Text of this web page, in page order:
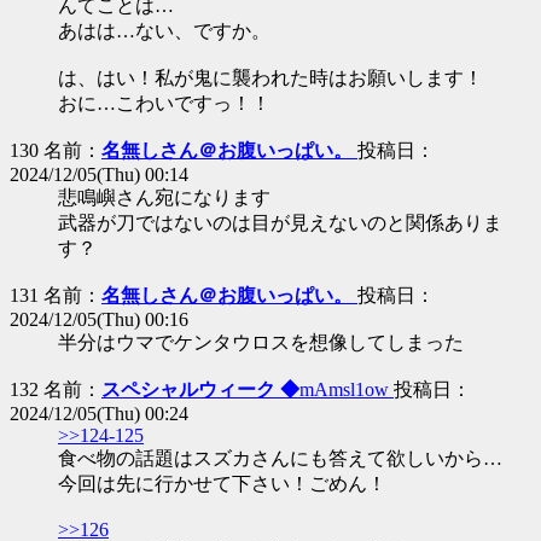
んてことは…
あはは…ない、ですか。
は、はい！私が鬼に襲われた時はお願いします！
おに…こわいですっ！！
130 名前： 名無しさん＠お腹いっぱい。 投稿日：
2024/12/05(Thu) 00:14
悲鳴嶼さん宛になります
武器が刀ではないのは目が見えないのと関係ありま
す？
131 名前： 名無しさん＠お腹いっぱい。 投稿日：
2024/12/05(Thu) 00:16
半分はウマでケンタウロスを想像してしまった
132 名前： スペシャルウィーク ◆mAmsl1ow 投稿日：
2024/12/05(Thu) 00:24
>>124-125
食べ物の話題はスズカさんにも答えて欲しいから…
今回は先に行かせて下さい！ごめん！
>>126